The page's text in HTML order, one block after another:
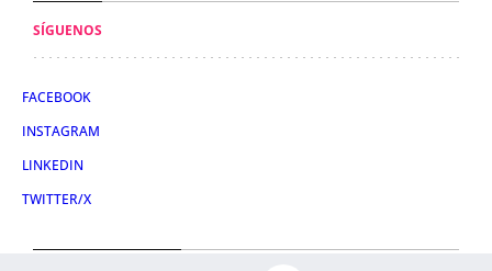
SÍGUENOS
FACEBOOK
INSTAGRAM
LINKEDIN
TWITTER/X